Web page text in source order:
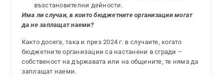
възстановителни дейности.
Има ли случаи, в които бюджетните организации могат
да не заплащат наеми?
Както досега, така и през 2024 г. в случаите, когато
бюджетните организации са настанени в сгради –
собственост на държавата или на общините, те няма да
заплащат наеми.